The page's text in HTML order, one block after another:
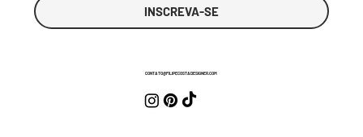
INSCREVA-SE
CONTATO@FILIPECOSTADESIGNER.COM